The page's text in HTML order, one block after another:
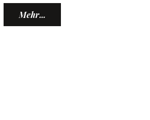
Mehr...